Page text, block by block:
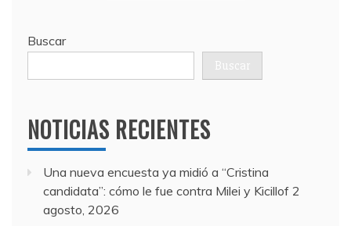
Buscar
Buscar
NOTICIAS RECIENTES
Una nueva encuesta ya midió a “Cristina
candidata”: cómo le fue contra Milei y Kicillof 2
agosto, 2026